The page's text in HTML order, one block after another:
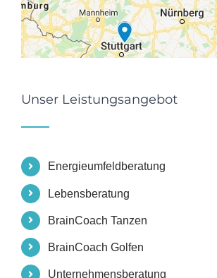
Unser Leistungsangebot
Energieumfeldberatung
Lebensberatung
BrainCoach Tanzen
BrainCoach Golfen
Unternehmensberatung